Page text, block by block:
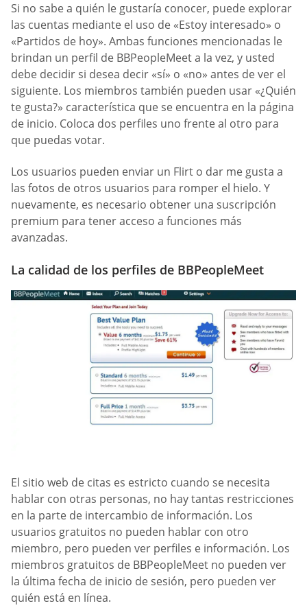
Si no sabe a quién le gustaría conocer, puede explorar
las cuentas mediante el uso de «Estoy interesado» o
«Partidos de hoy». Ambas funciones mencionadas le
brindan un perfil de BBPeopleMeet a la vez, y usted
debe decidir si desea decir «sí» o «no» antes de ver el
siguiente. Los miembros también pueden usar «¿Quién
te gusta?» característica que se encuentra en la página
de inicio. Coloca dos perfiles uno frente al otro para
que puedas votar.
Los usuarios pueden enviar un Flirt o dar me gusta a
las fotos de otros usuarios para romper el hielo. Y
nuevamente, es necesario obtener una suscripción
premium para tener acceso a funciones más
avanzadas.
La calidad de los perfiles de BBPeopleMeet
El sitio web de citas es estricto cuando se necesita
hablar con otras personas, no hay tantas restricciones
en la parte de intercambio de información. Los
usuarios gratuitos no pueden hablar con otro
miembro, pero pueden ver perfiles e información. Los
miembros gratuitos de BBPeopleMeet no pueden ver
la última fecha de inicio de sesión, pero pueden ver
quién está en línea.